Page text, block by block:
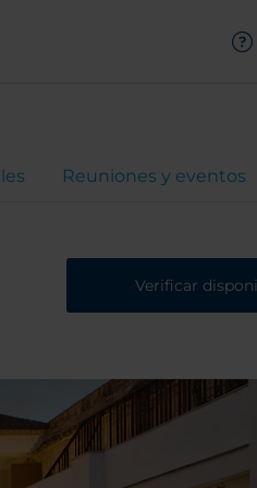
Reuniones y eventos
Verificar